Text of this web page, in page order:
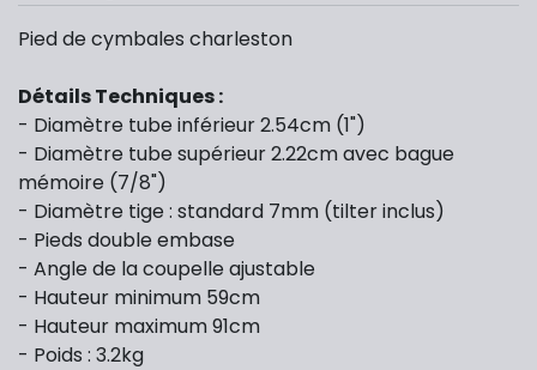
Pied de cymbales charleston
Détails Techniques :
- Diamètre tube inférieur 2.54cm (1")
- Diamètre tube supérieur 2.22cm avec bague
mémoire (7/8")
- Diamètre tige : standard 7mm (tilter inclus)
- Pieds double embase
- Angle de la coupelle ajustable
- Hauteur minimum 59cm
- Hauteur maximum 91cm
- Poids : 3.2kg